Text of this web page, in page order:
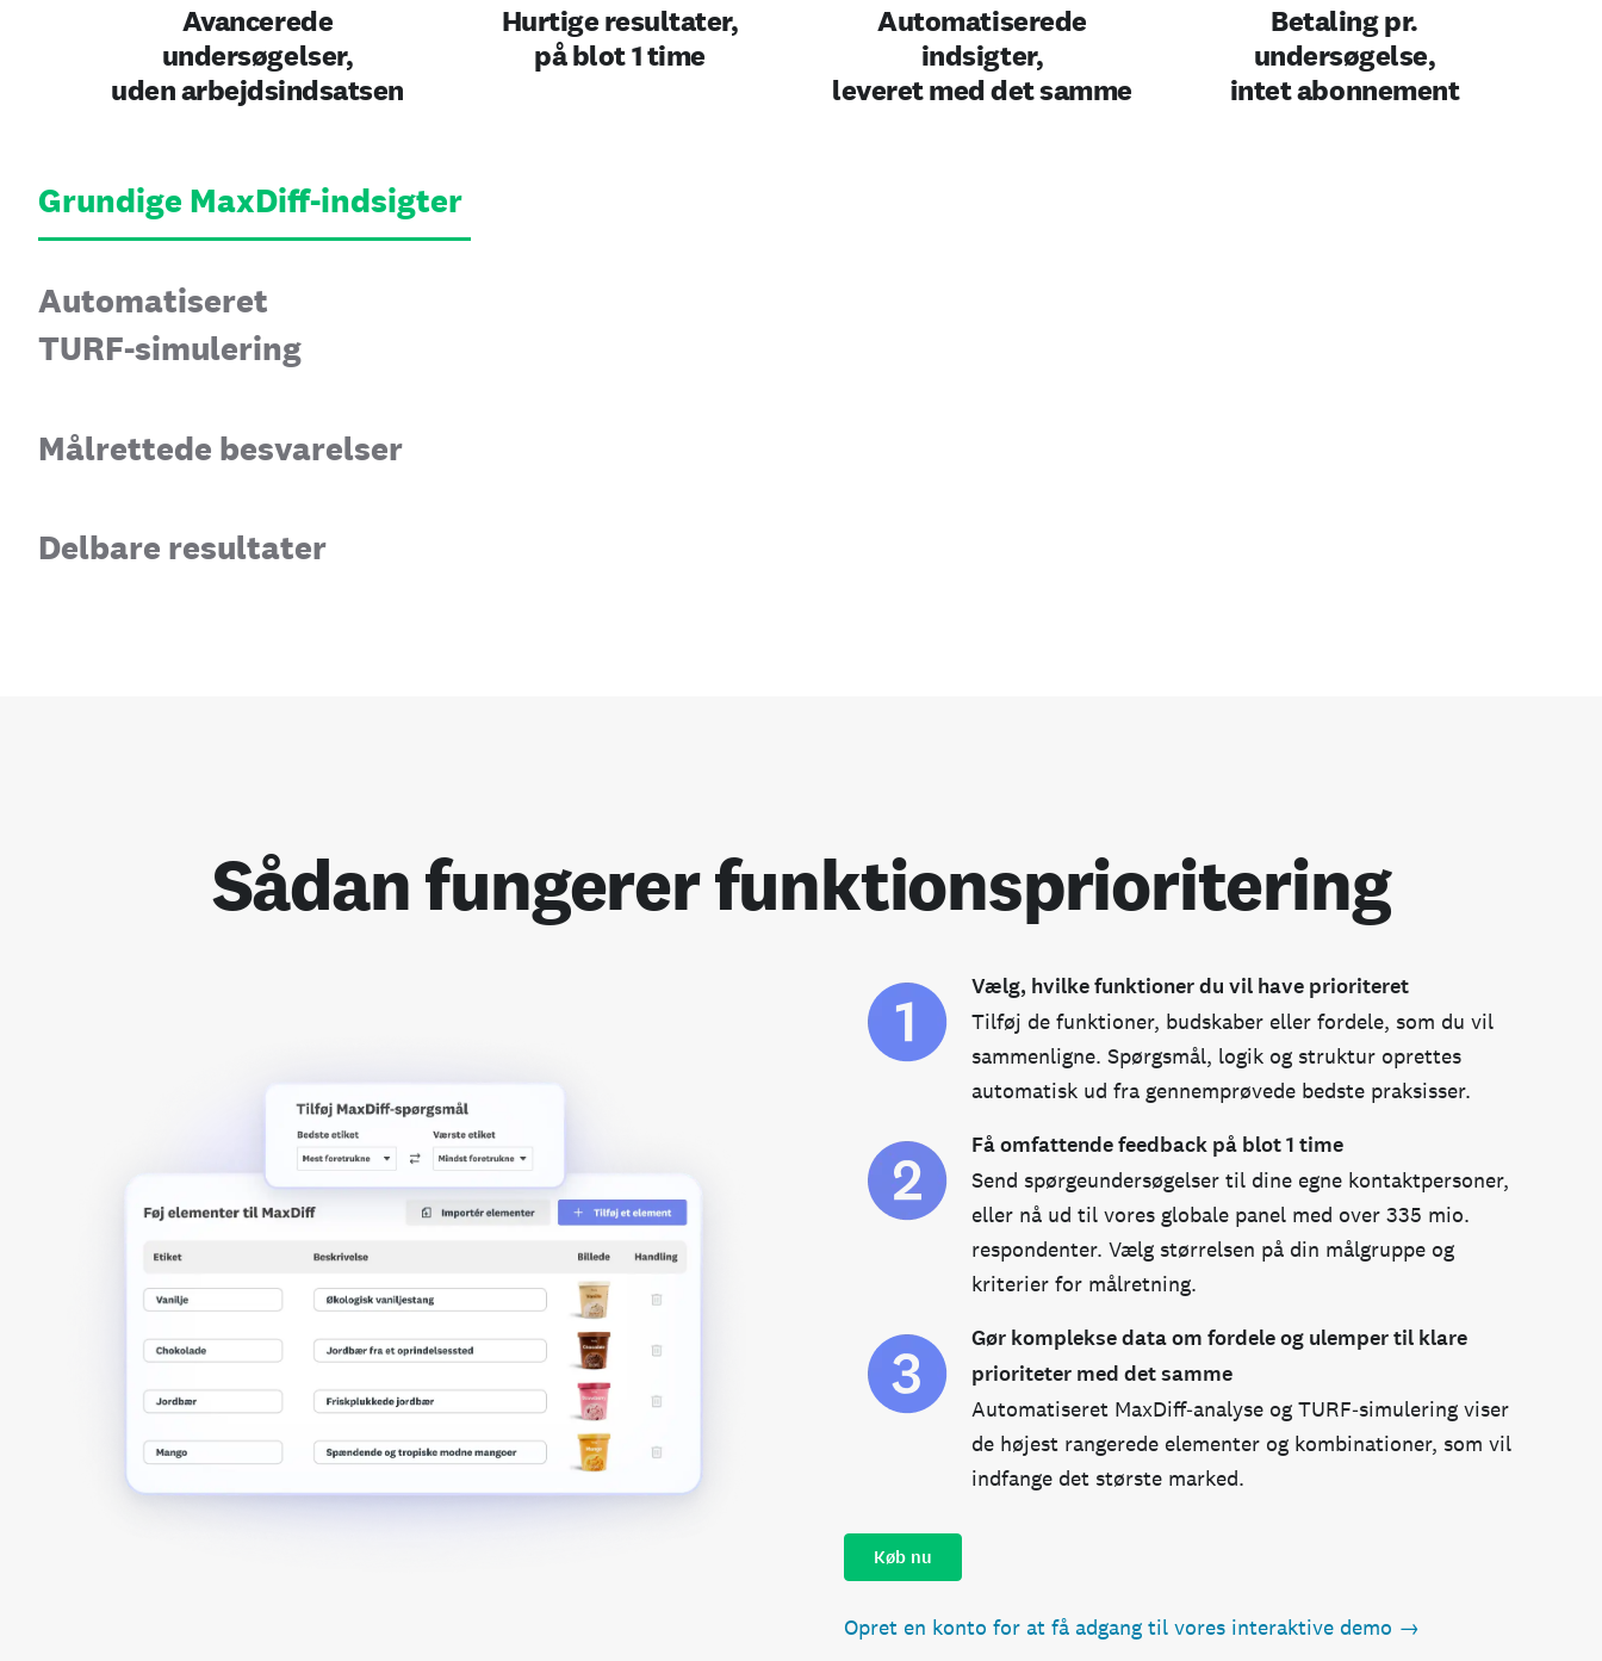
Avancerede
undersøgelser,
uden arbejdsindsatsen
Hurtige resultater,
på blot 1 time
Automatiserede
indsigter,
leveret med det samme
Betaling pr.
undersøgelse,
intet abonnement
Grundige MaxDiff‑indsigter
Automatiseret
TURF‑simulering
Målrettede besvarelser
Delbare resultater
Sådan fungerer funktionsprioritering
Vælg, hvilke funktioner du vil have prioriteret
Tilføj de funktioner, budskaber eller fordele, som du vil
sammenligne. Spørgsmål, logik og struktur oprettes
automatisk ud fra gennemprøvede bedste praksisser.
Få omfattende feedback på blot 1 time
Send spørgeundersøgelser til dine egne kontaktpersoner,
eller nå ud til vores globale panel med over 335 mio.
respondenter. Vælg størrelsen på din målgruppe og
kriterier for målretning.
Gør komplekse data om fordele og ulemper til klare
prioriteter med det samme
Automatiseret MaxDiff‑analyse og TURF‑simulering viser
de højest rangerede elementer og kombinationer, som vil
indfange det største marked.
Køb nu
Opret en konto for at få adgang til vores interaktive demo →